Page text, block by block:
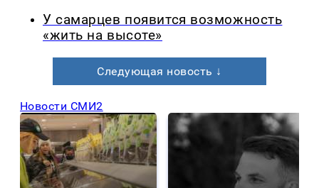
У самарцев появится возможность
«жить на высоте»
Следующая новость ↓
Новости СМИ2